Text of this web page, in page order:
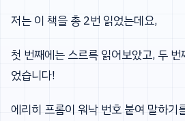
저는 이 책을 총 2번 읽었는데요,
첫 번째에는 스르륵 읽어보았고, 두
었습니다!
에리히 프롬이 워낙 번호 붙여 말하기